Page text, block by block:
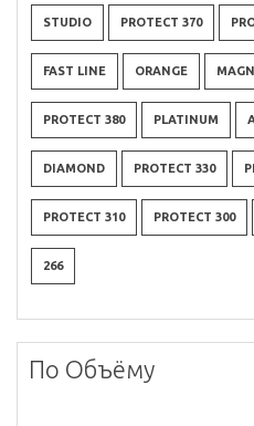
STUDIO PROTECT 370
FAST LINE ORANGE
PROTECT 380 PLATINUM
DIAMOND PROTECT 330
PROTECT 310 PROTECT 300
266
По Объёму